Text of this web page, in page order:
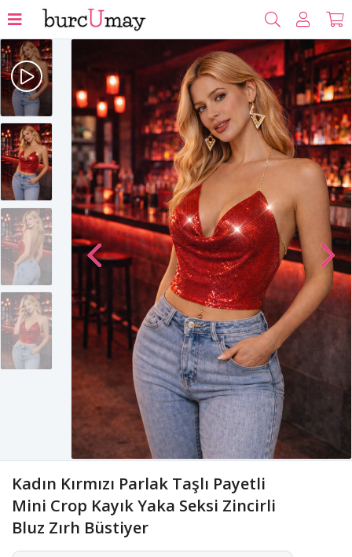
Kadın Kırmızı Parlak Taşlı Payetli
Mini Crop Kayık Yaka Seksi Zincirli
Bluz Zırh Büstiyer